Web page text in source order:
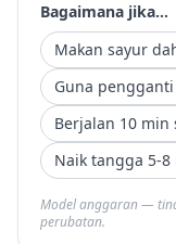
Bagaimana jika...
Makan sayur
Guna
Berjalan 10 min
Naik tangga 5-8
Model anggaran —
perubatan.